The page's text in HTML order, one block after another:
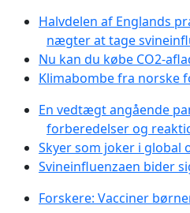
Halvdelen af Englands
nægter at tage
Nu kan du købe CO2-
Klimabombe fra norske
En vedtægt angående
forberedelser og
Skyer som joker i global
Svineinfluenzaen bider
Forskere: Vacciner